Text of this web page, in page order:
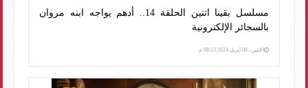
مسلسل بقينا اتنين الحلقة 14.. أدهم يواجه ابنه مروان
بالسجائر الإلكترونية
الإثنين، 08 أبريل 2024 08:13 م